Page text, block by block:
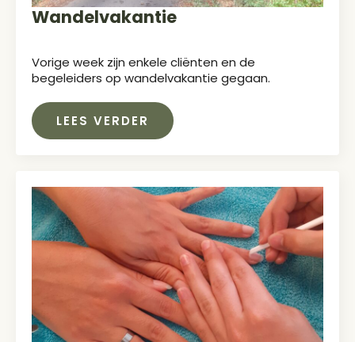
Wandelvakantie
Vorige week zijn enkele cliënten en de
begeleiders op wandelvakantie gegaan.
LEES VERDER